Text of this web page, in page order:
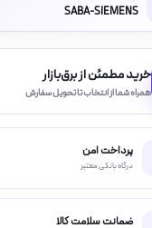
SABA-SIEMENS
خرید مطمئن از برق‌بازار
همراه شما از انتخاب تا تحویل سفارش
پرداخت امن
درگاه بانکی معتبر
ضمانت سلامت کالا